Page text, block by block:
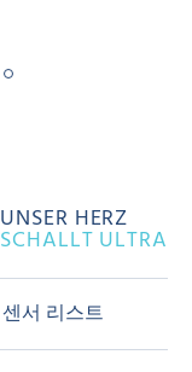
UNSER HERZ
SCHALLT ULTRA
센서 리스트